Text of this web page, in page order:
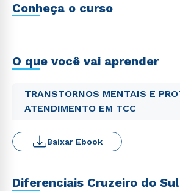
Conheça o curso
O que você vai aprender
TRANSTORNOS MENTAIS E
ATENDIMENTO EM TCC
Baixar Ebook
Diferenciais Cruzeiro do Sul